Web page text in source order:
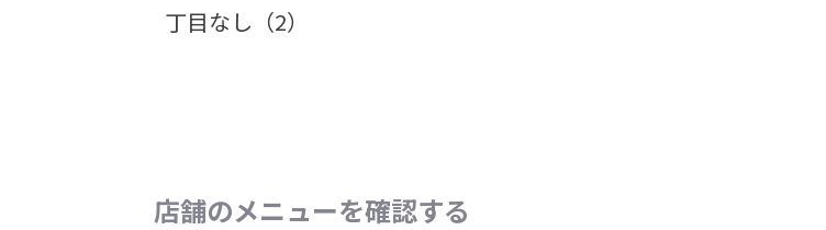
丁目なし（2）
店舗のメニューを確認する